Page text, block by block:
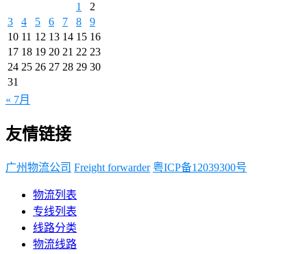
1
2
3
4 5 6 7 8
9
10 11 12 13 14 15 16
17 18 19 20 21 22 23
24 25 26 27 28 29 30
31
« 7月
友情链接
广州物流公司 Freight forwarder 粤ICP备12039300号
物流列表
专线列表
线路分类
物流线路